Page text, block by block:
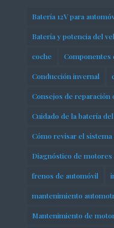
Batería 12V para
Batería y potencia del
coche Componentes
Conducción invernal
Consejos de reparación
Cuidado de la batería
Cómo revisar el
Diagnóstico de motores
frenos de automóvil
mantenimiento
Mantenimiento de